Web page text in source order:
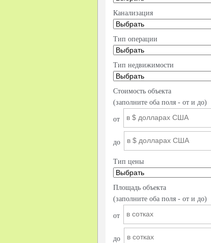
Канализация
Тип операции
Тип недвижимости
Стоимость объекта
(заполните оба поля - от и до)
от
до
Тип цены
Площадь объекта
(заполните оба поля - от и до)
от
до